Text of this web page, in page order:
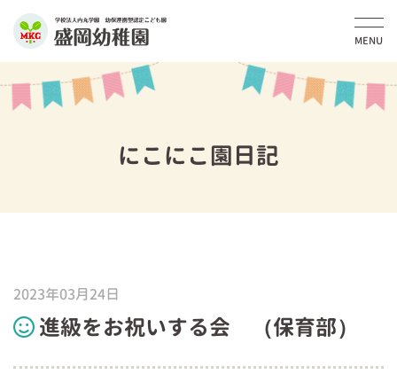
MENU
にこにこ園日記
進級をお祝いする会 （保育部）
2023年03月24日